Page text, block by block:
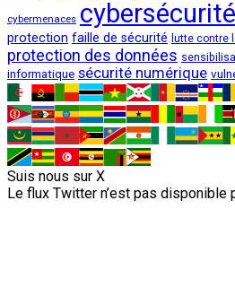
cybermenaces cybersécurité
protection faille de sécurité lutte contre
protection des données
informatique sécurité numérique
Suis nous sur X
Le flux Twitter n’est pas disponible